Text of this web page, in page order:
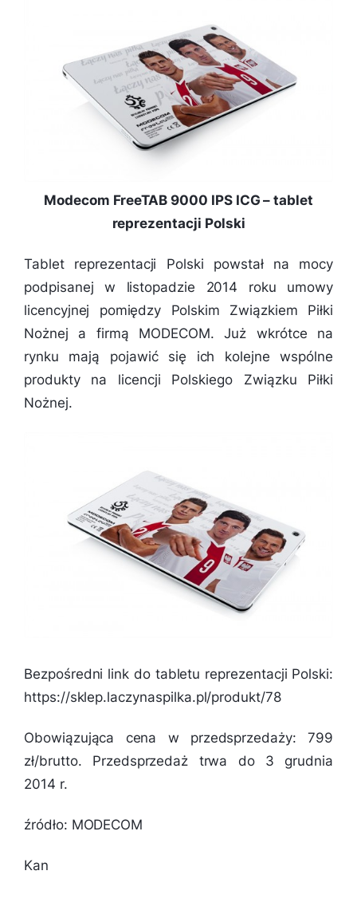
Modecom FreeTAB 9000 IPS ICG – tablet
reprezentacji Polski
Tablet reprezentacji Polski powstał na mocy
podpisanej w listopadzie 2014 roku umowy
licencyjnej pomiędzy Polskim Związkiem Piłki
Nożnej a firmą MODECOM. Już wkrótce na
rynku mają pojawić się ich kolejne wspólne
produkty na licencji Polskiego Związku Piłki
Nożnej.
Bezpośredni link do tabletu reprezentacji Polski:
https://sklep.laczynaspilka.pl/produkt/78
Obowiązująca cena w przedsprzedaży: 799
zł/brutto. Przedsprzedaż trwa do 3 grudnia
2014 r.
źródło: MODECOM
Kan